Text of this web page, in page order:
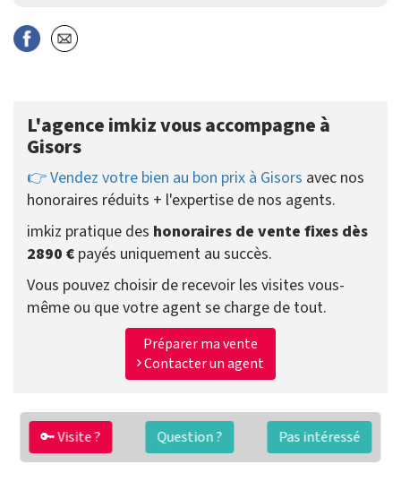
🔑 Visite ? Question ? Pas intéressé
L'agence imkiz vous accompagne à
Gisors
👉 Vendez votre bien au bon prix à Gisors avec nos
honoraires réduits + l'expertise de nos agents.
imkiz pratique des honoraires de vente fixes dès
2890 € payés uniquement au succès.
Vous pouvez choisir de recevoir les visites vous-
même ou que votre agent se charge de tout.
Préparer ma vente
Contacter un agent